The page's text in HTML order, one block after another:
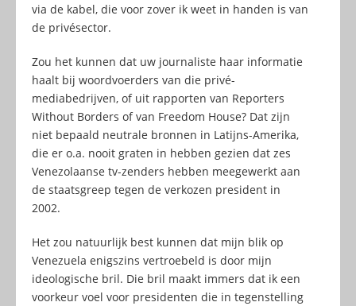
via de kabel, die voor zover ik weet in handen is van
de privésector.
Zou het kunnen dat uw journaliste haar informatie
haalt bij woordvoerders van die privé-
mediabedrijven, of uit rapporten van Reporters
Without Borders of van Freedom House? Dat zijn
niet bepaald neutrale bronnen in Latijns-Amerika,
die er o.a. nooit graten in hebben gezien dat zes
Venezolaanse tv-zenders hebben meegewerkt aan
de staatsgreep tegen de verkozen president in
2002.
Het zou natuurlijk best kunnen dat mijn blik op
Venezuela enigszins vertroebeld is door mijn
ideologische bril. Die bril maakt immers dat ik een
voorkeur voel voor presidenten die in tegenstelling